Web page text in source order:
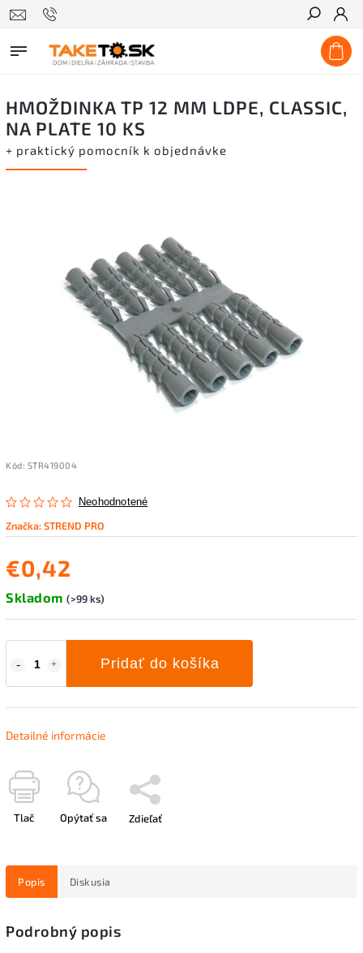
Hľadať
HMOŽDINKA TP 12 MM LDPE, CLASSIC,
NA PLATE 10 KS
+ praktický pomocník k objednávke
Kód: STR419004
Neohodnotené
Značka:STREND PRO
€0,42
Skladom (>99 ks)
Pridať do košíka
Detailné informácie
Tlač Opýtať sa Zdieľať
Popis Diskusia
Podrobný popis